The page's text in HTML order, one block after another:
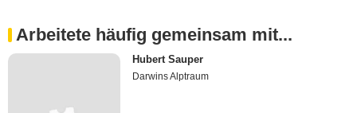
Arbeitete häufig gemeinsam mit...
Hubert Sauper
Darwins Alptraum